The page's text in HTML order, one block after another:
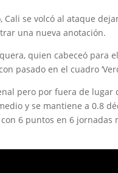
se volcó al ataque
una nueva anotación.
quien cabeceó para
pasado en el cuadro
pero por fuera de lugar
y se mantiene a 0.8
6 puntos en 6 jornadas